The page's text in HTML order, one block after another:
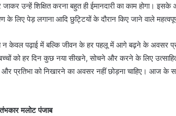
उन्हें शिक्षित करना बहुत ही ईमानदारी का काम होगा। इसके
के लिए पेड़ लगाना आदि छुट्टियों के दौरान किए जाने वाले
न केवल पढ़ाई में बल्कि जीवन के हर पहलू में आगे बढ़ने के अवसर
को हर दिन कुछ नया सीखने, सोचने और करने के लिए उत्साहित
प्रतिभा को निखारने का अवसर नहीं छोड़ना चाहिए। आज
मलोट पंजाब
महिला जूनियर हॉकी एशिया कप 2026 में
उपचार
नई
भारत
ने